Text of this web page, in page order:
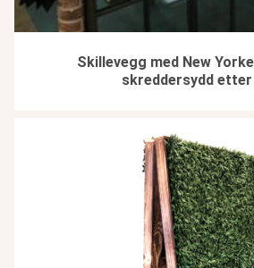
Skillevegg med New
skreddersydd etter